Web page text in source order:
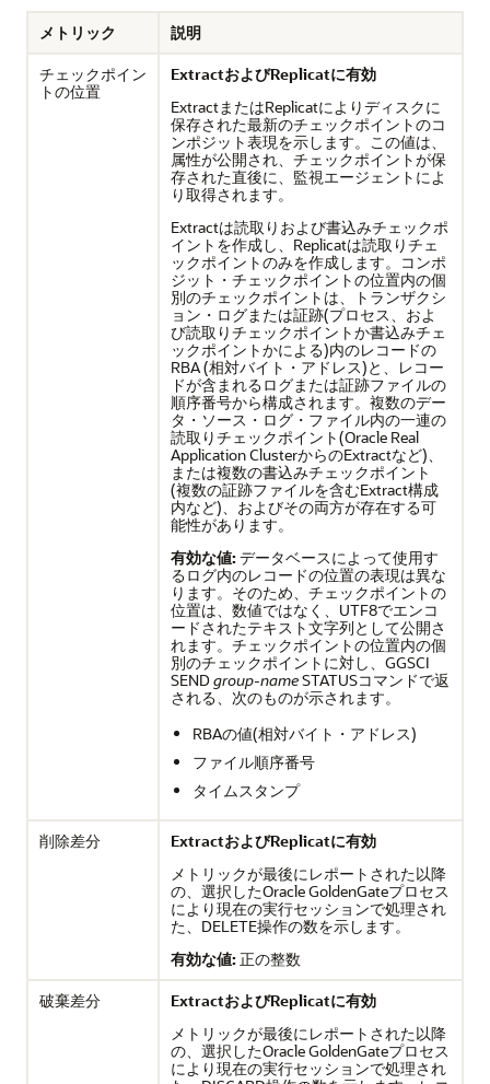
メトリック
説明
チェックポイン
トの位置
ExtractおよびReplicatに有効
ExtractまたはReplicatによりディスクに
保存された最新のチェックポイントのコ
ンポジット表現を示します。この値は、
属性が公開され、チェックポイントが保
存された直後に、監視エージェントによ
り取得されます。
Extractは読取りおよび書込みチェックポ
イントを作成し、Replicatは読取りチェ
ックポイントのみを作成します。コンポ
ジット・チェックポイントの位置内の個
別のチェックポイントは、トランザクシ
ョン・ログまたは証跡(プロセス、およ
び読取りチェックポイントか書込みチェ
ックポイントかによる)内のレコードの
RBA (相対バイト・アドレス)と、レコー
ドが含まれるログまたは証跡ファイルの
順序番号から構成されます。複数のデー
タ・ソース・ログ・ファイル内の一連の
読取りチェックポイント(Oracle Real
Application ClusterからのExtractなど)、
または複数の書込みチェックポイント
(複数の証跡ファイルを含むExtract構成
内など)、およびその両方が存在する可
能性があります。
有効な値: データベースによって使用す
るログ内のレコードの位置の表現は異な
ります。そのため、チェックポイントの
位置は、数値ではなく、UTF8でエンコ
ードされたテキスト文字列として公開さ
れます。チェックポイントの位置内の個
別のチェックポイントに対し、GGSCI
SENDgroup-nameSTATUSコマンドで返
される、次のものが示されます。
RBAの値(相対バイト・アドレス)
ファイル順序番号
タイムスタンプ
削除差分
ExtractおよびReplicatに有効
メトリックが最後にレポートされた以降
の、選択したOracle GoldenGateプロセス
により現在の実行セッションで処理され
た、DELETE操作の数を示します。
有効な値: 正の整数
破棄差分
ExtractおよびReplicatに有効
メトリックが最後にレポートされた以降
の、選択したOracle GoldenGateプロセス
により現在の実行セッションで処理され